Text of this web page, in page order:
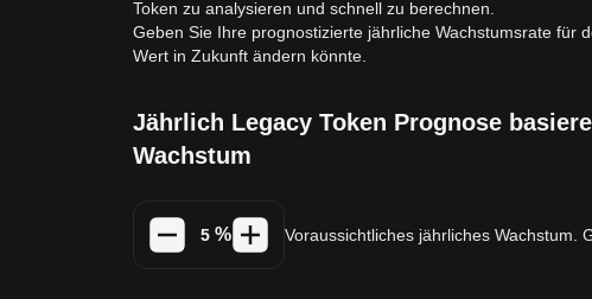
Token zu analysieren und schnell zu berechnen.
Geben Sie Ihre prognostizierte jährliche Wachstumsrate für
Wert in Zukunft ändern könnte.
Jährlich Legacy Token Prognose
Wachstum
% Voraussichtliches jährliches Wachstum.